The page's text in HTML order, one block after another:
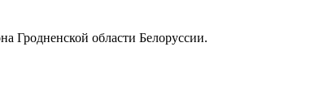
области Белоруссии.